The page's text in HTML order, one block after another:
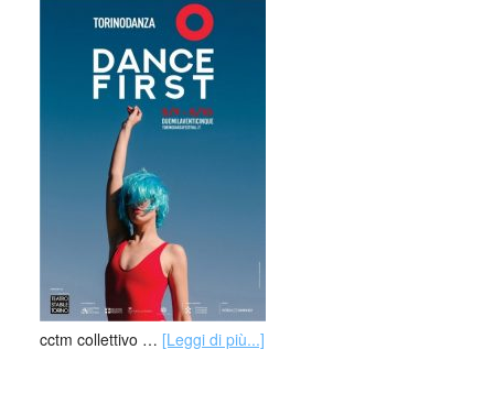
cctm collettivo … [Leggi di più...]